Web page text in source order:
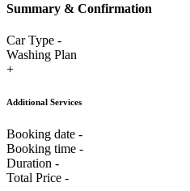
Summary & Confirmation
Car Type -
Washing Plan
+
Additional Services
Booking date -
Booking time -
Duration -
Total Price -